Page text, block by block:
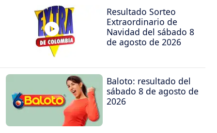
Resultado Sorteo
Extraordinario de
Navidad del sábado 8
de agosto de 2026
Baloto: resultado del
sábado 8 de agosto de
2026